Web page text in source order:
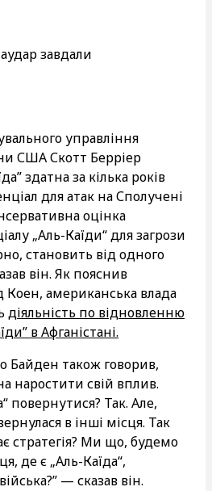
завдали
управління
США Скотт Берріер
здатна за кілька років
для атак на Сполучені
оцінка
„Аль-Каїди“ для загрози
становить від одного
він. Як пояснив
американська влада
діяльність по відновленню
в Афганістані.
також говорив,
наростити свій вплив.
повернутися? Так. Але,
в інші місця. Так
стратегія? Ми що, будемо
де є „Аль-Каїда“,
— сказав він.